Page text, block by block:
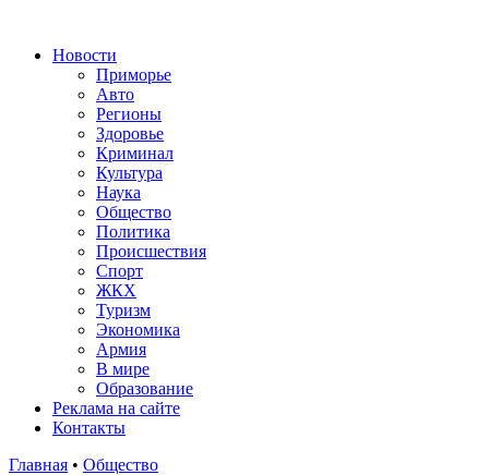
Новости
Приморье
Авто
Регионы
Здоровье
Криминал
Культура
Наука
Общество
Политика
Происшествия
Спорт
ЖКХ
Туризм
Экономика
Армия
В мире
Образование
Реклама на сайте
Контакты
Главная • Общество